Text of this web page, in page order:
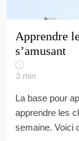
Apprendre
s’amusant
3 min
La base pour
apprendre les
semaine. Voici